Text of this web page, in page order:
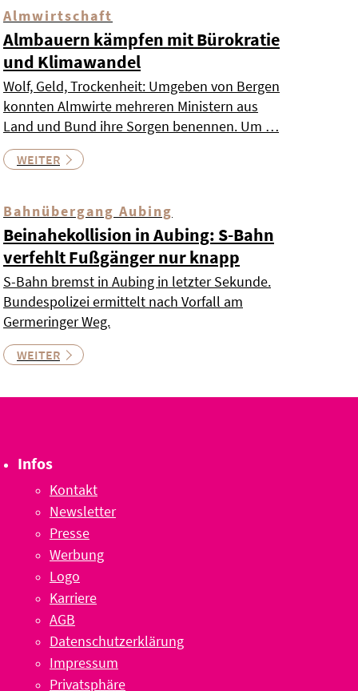
Almwirtschaft
Almbauern kämpfen mit Bürokratie
und Klimawandel
Wolf, Geld, Trockenheit: Umgeben von Bergen
konnten Almwirte mehreren Ministern aus
Land und Bund ihre Sorgen benennen. Um …
WEITER
Bahnübergang Aubing
Beinahekollision in Aubing: S-Bahn
verfehlt Fußgänger nur knapp
S-Bahn bremst in Aubing in letzter Sekunde.
Bundespolizei ermittelt nach Vorfall am
Germeringer Weg.
WEITER
Infos
Kontakt
Newsletter
Presse
Werbung
Logo
Karriere
AGB
Datenschutzerklärung
Impressum
Privatsphäre